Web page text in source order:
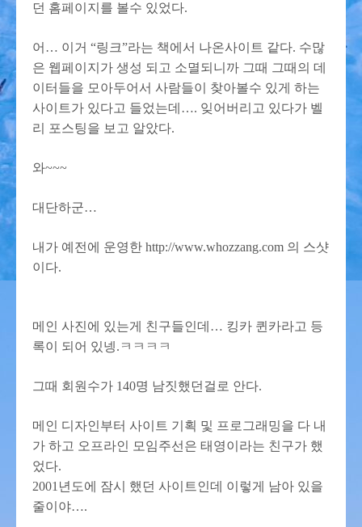
던 홈페이지를 볼수 있었다.
어… 이거 “링크”라는 책에서 나온사이트 같다. 수많
은 웹페이지가 생성 되고 소멸되니까 그때 그때의 데
이터들을 모아두어서 사람들이 찾아볼수 있게 하는
사이트가 있다고 들었는데…. 잊어버리고 있다가 벨
리 포스팅을 보고 알았다.
와~~~
대단하군…
내가 예전에 운영한 http://www.whozzang.com 의 스샷
이다.
메인 사진에 있는게 친구들인데… 킹카 퀸카라고 등
록이 되어 있넹.ㅋㅋㅋㅋ
그때 회원수가 140명 남짓했던걸로 안다.
메인 디자인부터 사이트 기획 및 프로그래밍을 다 내
가 하고 오프라인 모임주선은 태영이라는 친구가 했
었다.
2001년도에 잠시 했던 사이트인데 이렇게 남아 있을
줄이야….